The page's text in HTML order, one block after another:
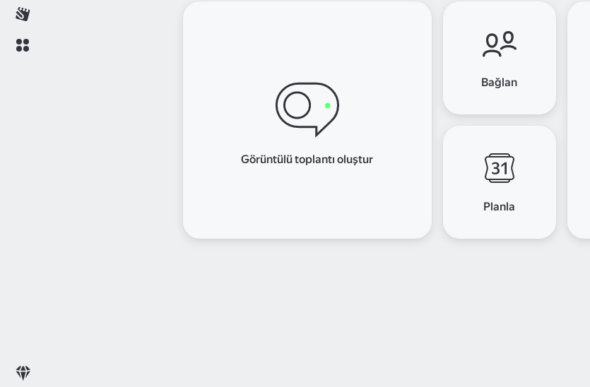
Görüntülü toplantı oluştur
Bağlan
Planla